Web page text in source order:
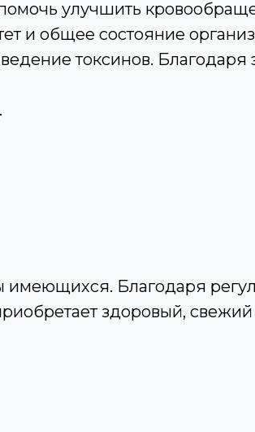
улучшить
и общее состояние
токсинов. Благодаря
имеющихся. Благодаря
здоровый,